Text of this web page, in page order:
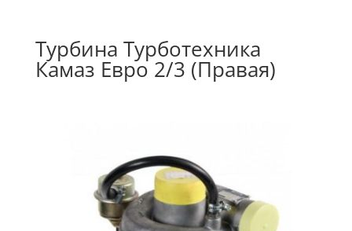
Турбина Турботехника
Камаз Евро 2/3 (Правая)